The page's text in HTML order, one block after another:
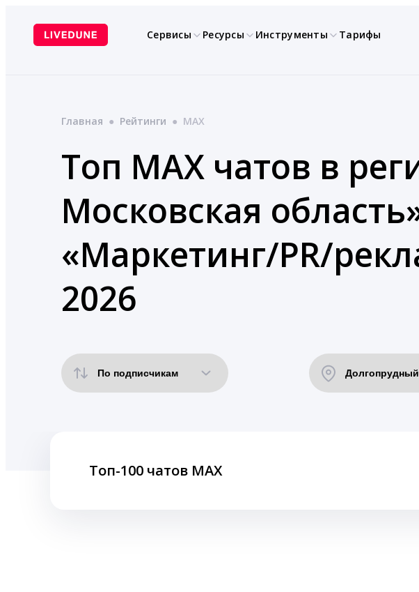
содержимому
Сервисы Ресурсы Инструменты Тарифы
Главная ● Рейтинги ● MAX
Топ MAX чатов в
Московская
«Маркетинг/PR/
2026
Топ-100 чатов MAX